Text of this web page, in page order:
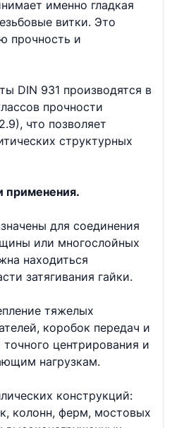
именно гладкая
витки. Это
прочность и
DIN 931 производятся в
прочности
что позволяет
структурных
применения.
для соединения
или многослойных
находиться
затягивания гайки.
тяжелых
коробок передач и
центрирования и
нагрузкам.
конструкций:
колонн, ферм, мостовых